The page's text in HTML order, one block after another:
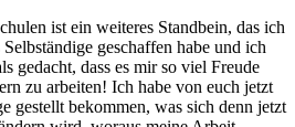
ist ein weiteres Standbein, das ich
geschaffen habe und ich
gedacht, dass es mir so viel Freude
zu arbeiten! Ich habe von euch jetzt
gestellt bekommen, was sich denn jetzt